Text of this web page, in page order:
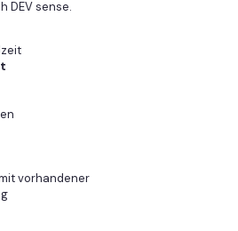
DEV sense.
vorhandener